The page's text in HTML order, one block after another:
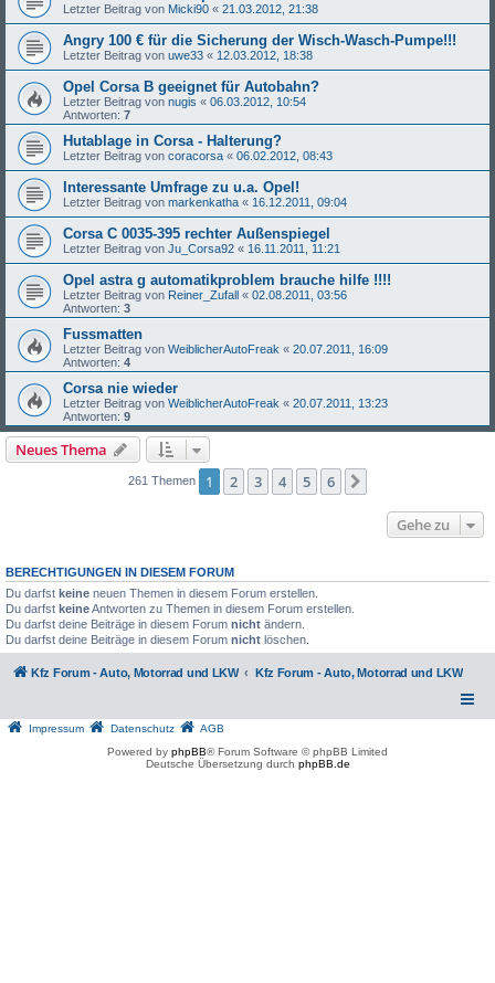
Letzter Beitrag von Micki90 « 21.03.2012, 21:38
Angry 100 € für die Sicherung der Wisch-Wasch-Pumpe!!!
Letzter Beitrag von uwe33 « 12.03.2012, 18:38
Opel Corsa B geeignet für Autobahn?
Letzter Beitrag von nugis « 06.03.2012, 10:54
Antworten: 7
Hutablage in Corsa - Halterung?
Letzter Beitrag von coracorsa « 06.02.2012, 08:43
Interessante Umfrage zu u.a. Opel!
Letzter Beitrag von markenkatha « 16.12.2011, 09:04
Corsa C 0035-395 rechter Außenspiegel
Letzter Beitrag von Ju_Corsa92 « 16.11.2011, 11:21
Opel astra g automatikproblem brauche hilfe !!!!
Letzter Beitrag von Reiner_Zufall « 02.08.2011, 03:56
Antworten: 3
Fussmatten
Letzter Beitrag von WeiblicherAutoFreak « 20.07.2011, 16:09
Antworten: 4
Corsa nie wieder
Letzter Beitrag von WeiblicherAutoFreak « 20.07.2011, 13:23
Antworten: 9
Neues Thema
261 Themen 1 2 3 4 5 6
Gehe zu
BERECHTIGUNGEN IN DIESEM FORUM
Du darfst keine neuen Themen in diesem Forum erstellen.
Du darfst keineAntworten zu Themen in diesem Forum erstellen.
Du darfst deine Beiträge in diesem Forum nicht ändern.
Du darfst deine Beiträge in diesem Forum nicht löschen.
Kfz Forum - Auto, Motorrad und LKW Kfz Forum - Auto, Motorrad und LKW
Impressum Datenschutz
AGB
Powered by phpBB® Forum Software © phpBB Limited
Deutsche Übersetzung durch phpBB.de